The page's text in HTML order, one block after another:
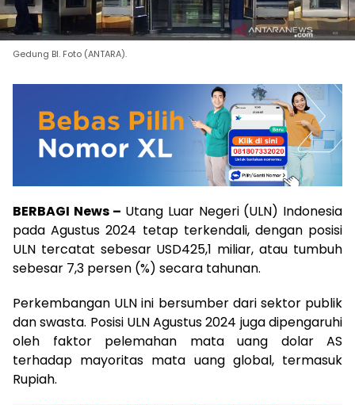
Gedung BI. Foto (ANTARA).
BERBAGI News – Utang Luar Negeri (ULN) Indonesia
pada Agustus 2024 tetap terkendali, dengan posisi
ULN tercatat sebesar USD425,1 miliar, atau tumbuh
sebesar 7,3 persen (%) secara tahunan.
Perkembangan ULN ini bersumber dari sektor publik
dan swasta. Posisi ULN Agustus 2024 juga dipengaruhi
oleh faktor pelemahan mata uang dolar AS
terhadap mayoritas mata uang global, termasuk
Rupiah.